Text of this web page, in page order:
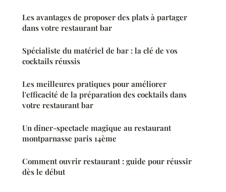
Les avantages de proposer des plats à partager
dans votre restaurant bar
Spécialiste du matériel de bar : la clé de vos
cocktails réussis
Les meilleures pratiques pour améliorer
l'efficacité de la préparation des cocktails dans
votre restaurant bar
Un dîner-spectacle magique au restaurant
montparnasse paris 14ème
Comment ouvrir restaurant : guide pour réussir
dès le début